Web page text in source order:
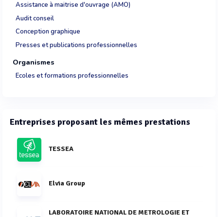
Assistance à maitrise d'ouvrage (AMO)
Audit conseil
Conception graphique
Presses et publications professionnelles
Organismes
Ecoles et formations professionnelles
Entreprises proposant les mêmes prestations
TESSEA
Elvia Group
LABORATOIRE NATIONAL DE METROLOGIE ET